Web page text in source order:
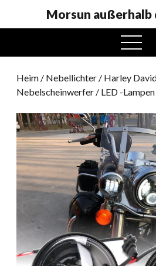
Morsun außerhalb
Sie
Menü
Heim / Nebellichter / Harley
Nebelscheinwerfer / LED -